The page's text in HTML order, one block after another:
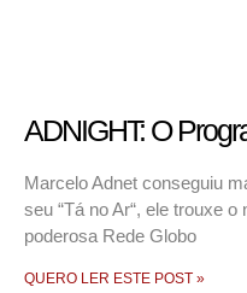
ADNIGHT: O
Marcelo Adnet conseguiu
seu “Tá no Ar“, ele trouxe o
poderosa Rede Globo
QUERO LER ESTE POST »